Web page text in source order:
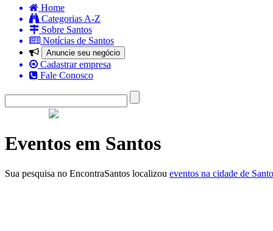
Home
Categorias A-Z
Sobre Santos
Notícias de Santos
Anuncie seu negócio
Cadastrar empresa
Fale Conosco
Eventos em Santos
Sua pesquisa no EncontraSantos localizou eventos na cidade de